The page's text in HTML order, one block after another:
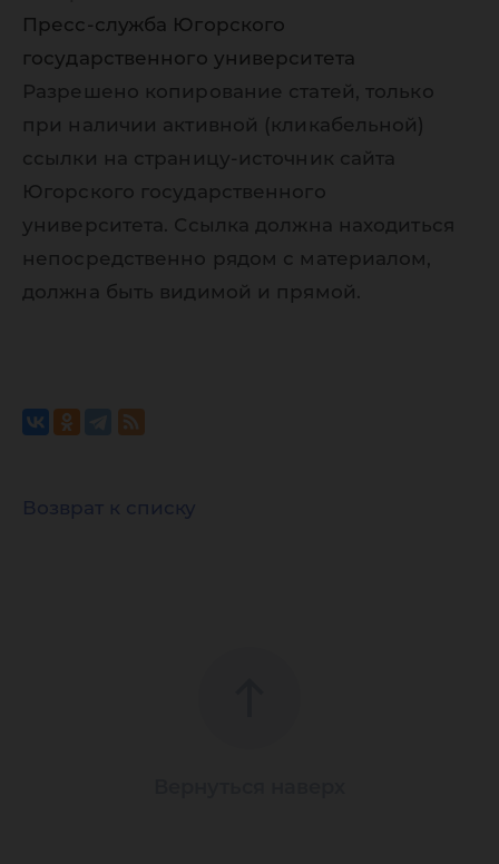
Пресс-служба Югорского
государственного университета
Разрешено копирование статей, только
при наличии активной (кликабельной)
ссылки на страницу-источник сайта
Югорского государственного
университета. Ссылка должна находиться
непосредственно рядом с материалом,
должна быть видимой и прямой.
Возврат к списку